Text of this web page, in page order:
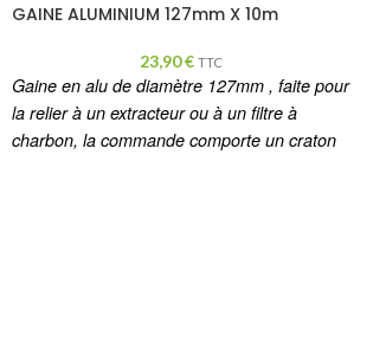
GAINE ALUMINIUM 127mm X 10m
23,90€ TTC
Gaine en alu de diamètre 127mm , faite pour
la relier à un extracteur ou à un filtre à
charbon, la commande comporte un craton